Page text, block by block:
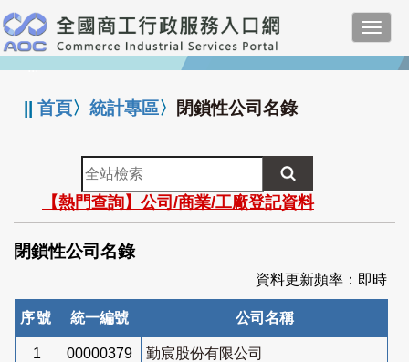
跳
到
主
要
:::
||首頁〉統計專區〉 閉鎖性公司名錄
全
站
檢
索
【熱門查詢】公司/商業/工廠登記資料
閉鎖性公司名錄
資料更新頻率：即時
序號 統一編號 公司名稱
1 00000379 勤宸股份有限公司